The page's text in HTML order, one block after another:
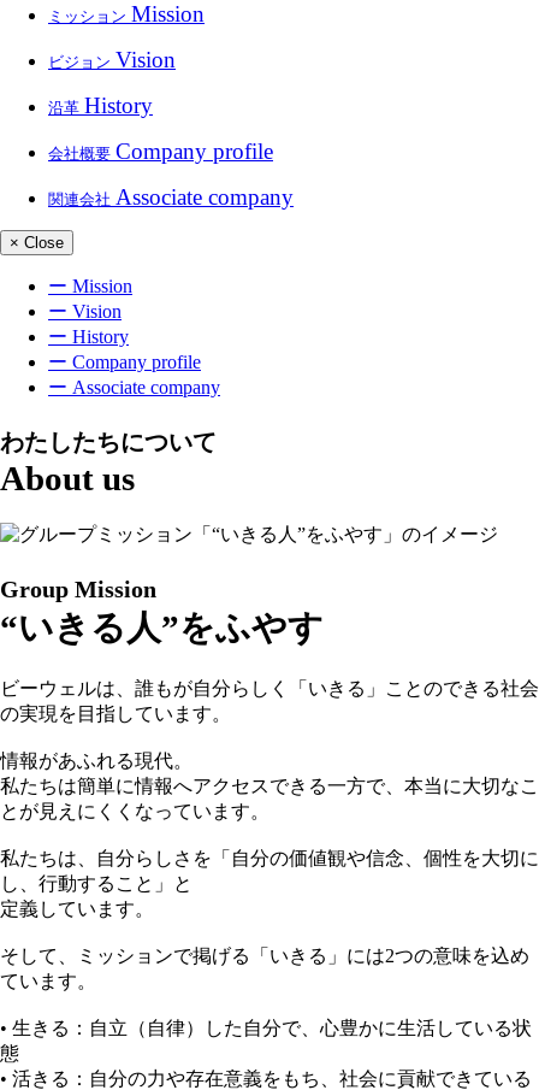
ミッション Mission
ビジョン Vision
沿革 History
会社概要 Company profile
関連会社 Associate company
× Close
ー Mission
ー Vision
ー History
ー Company profile
ー Associate company
わたしたちについて
About us
Group Mission
“いきる人”をふやす
ビーウェルは、誰もが自分らしく「いきる」ことのできる社会
の実現を目指しています。
情報があふれる現代。
私たちは簡単に情報へアクセスできる一方で、本当に大切なこ
とが見えにくくなっています。
私たちは、自分らしさを「自分の価値観や信念、個性を大切に
し、行動すること」と
定義しています。
そして、ミッションで掲げる「いきる」には2つの意味を込め
ています。
• 生きる：自立（自律）した自分で、心豊かに生活している状
態
• 活きる：自分の力や存在意義をもち、社会に貢献できている